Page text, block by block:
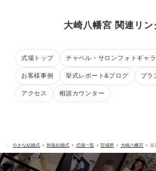
大崎八幡宮 関連リン
式場トップ チャペル・サロンフォトギャ
お客様事例 挙式レポート&ブログ プラ
アクセス 相談カウンター
小さな結婚式 和装結婚式 式場一覧 宮城県 大崎八幡宮 最